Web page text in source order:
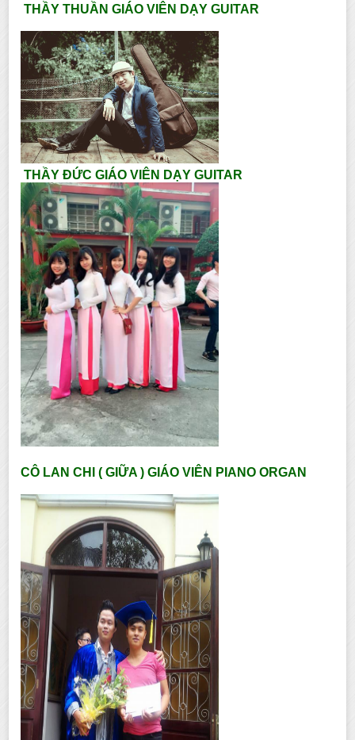
THẦY THUẦN GIÁO VIÊN DẠY GUITAR
THẦY ĐỨC GIÁO VIÊN DẠY GUITAR
CÔ LAN CHI ( GIỮA ) GIÁO VIÊN PIANO ORGAN